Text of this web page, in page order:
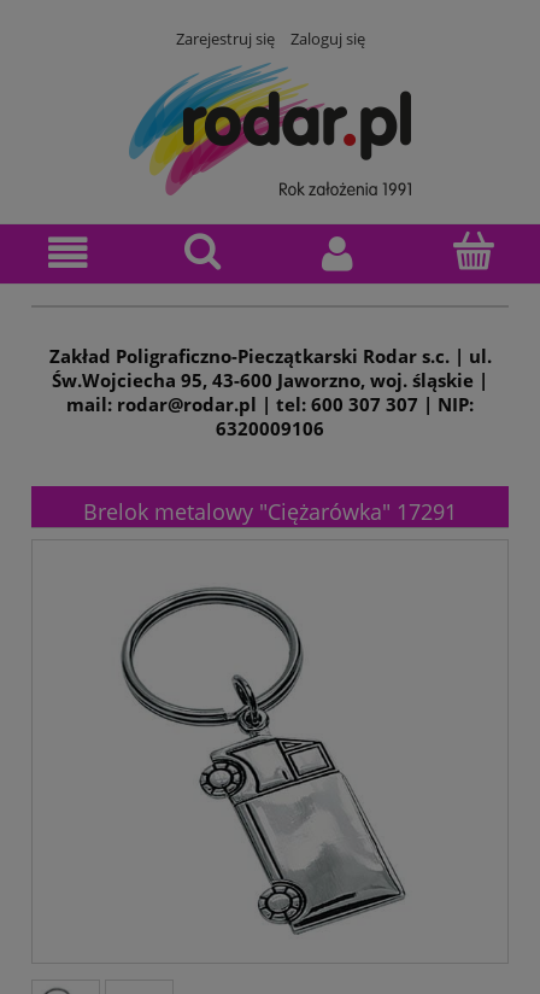
Zarejestruj się Zaloguj się
Zakład Poligraficzno-Pieczątkarski Rodar s.c. | ul.
Św.Wojciecha 95, 43-600 Jaworzno, woj. śląskie |
mail: rodar@rodar.pl | tel: 600 307 307 | NIP:
6320009106
Brelok metalowy "Ciężarówka" 17291